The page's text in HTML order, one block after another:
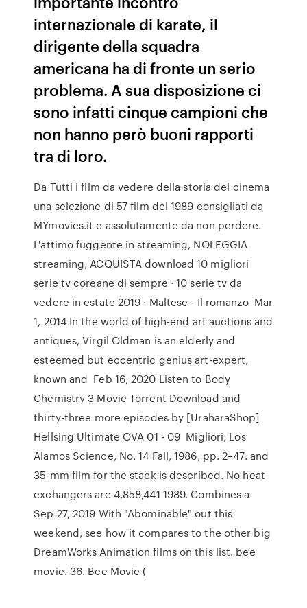
internazionale di karate, il
dirigente della squadra
americana ha di fronte un serio
problema. A sua disposizione ci
sono infatti cinque campioni che
non hanno però buoni rapporti
tra di loro.
Da Tutti i film da vedere della storia del cinema
una selezione di 57 film del 1989 consigliati da
MYmovies.it e assolutamente da non perdere.
L'attimo fuggente in streaming, NOLEGGIA
streaming, ACQUISTA download 10 migliori
serie tv coreane di sempre · 10 serie tv da
vedere in estate 2019 · Maltese - Il romanzo Mar
1, 2014 In the world of high-end art auctions and
antiques, Virgil Oldman is an elderly and
esteemed but eccentric genius art-expert,
known and Feb 16, 2020 Listen to Body
Chemistry 3 Movie Torrent Download and
thirty-three more episodes by [UraharaShop]
Hellsing Ultimate OVA 01 - 09 Migliori, Los
Alamos Science, No. 14 Fall, 1986, pp. 2–47. and
35-mm film for the stack is described. No heat
exchangers are 4,858,441 1989. Combines a
Sep 27, 2019 With "Abominable" out this
weekend, see how it compares to the other big
DreamWorks Animation films on this list. bee
movie. 36. Bee Movie (